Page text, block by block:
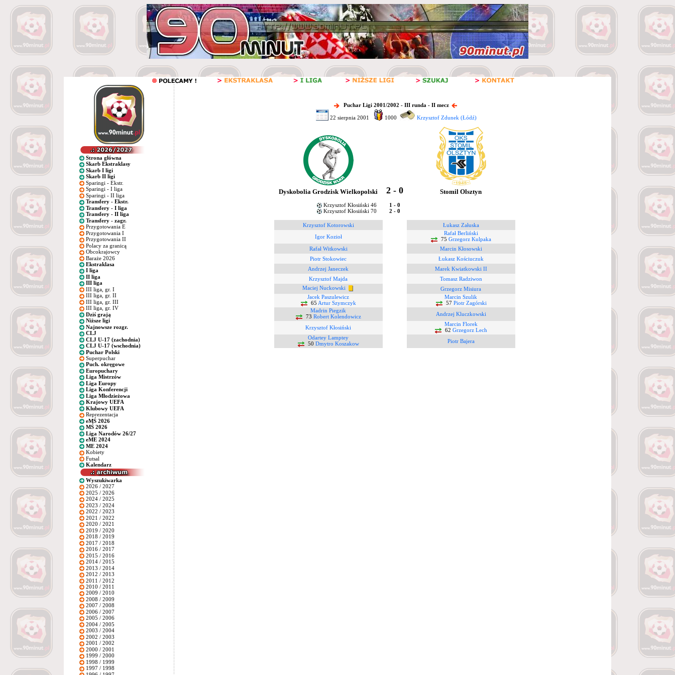
Strona główna
Skarb Ekstraklasy
Skarb I ligi
Skarb II ligi
Sparingi - Ekstr.
Sparingi - I liga
Sparingi - II liga
Transfery - Ekstr.
Transfery - I liga
Transfery - II liga
Transfery - zagr.
Przygotowania E
Przygotowania I
Przygotowania II
Polacy za granicą
Obcokrajowcy
Baraże 2026
Ekstraklasa
I liga
II liga
III liga
III liga, gr. I
III liga, gr. II
III liga, gr. III
III liga, gr. IV
Dziś grają
Niższe ligi
Najnowsze rozgr.
CLJ
CLJ U-17 (zachodnia)
CLJ U-17 (wschodnia)
Puchar Polski
Superpuchar
Puch. okręgowe
Europuchary
Liga Mistrzów
Liga Europy
Liga Konferencji
Liga Młodzieżowa
Krajowy UEFA
Klubowy UEFA
Reprezentacja
eMŚ 2026
MŚ 2026
Liga Narodów 26/27
eME 2024
ME 2024
Kobiety
Futsal
Kalendarz
Wyszukiwarka
2026 / 2027
2025 / 2026
2024 / 2025
2023 / 2024
2022 / 2023
2021 / 2022
2020 / 2021
2019 / 2020
2018 / 2019
2017 / 2018
2016 / 2017
2015 / 2016
2014 / 2015
2013 / 2014
2012 / 2013
2011 / 2012
2010 / 2011
2009 / 2010
2008 / 2009
2007 / 2008
2006 / 2007
2005 / 2006
2004 / 2005
2003 / 2004
2002 / 2003
2001 / 2002
2000 / 2001
1999 / 2000
1998 / 1999
1997 / 1998
Puchar Ligi 2001/2002 - III runda - II mecz
22 sierpnia 2001 1000 Krzysztof Zdunek (Łódź)
Dyskobolia Grodzisk Wielkopolski 2 - 0 Stomil Olsztyn
Krzysztof Kłosiński 46
1 - 0
Krzysztof Kłosiński 70
2 - 0
Krzysztof Kotorowski
Łukasz Załuska
Igor Kozioł
Rafał Berliński
75 Grzegorz Kulpaka
Rafał Witkowski
Marcin Kłosowski
Piotr Stokowiec
Łukasz Kościuczuk
Andrzej Janeczek
Marek Kwiatkowski II
Krzysztof Majda
Tomasz Radziwon
Maciej Nuckowski
Grzegorz Misiura
Jacek Paszulewicz
65 Artur Szymczyk
Marcin Szulik
57 Piotr Zagórski
Madrin Piegzik
73 Robert Kolendowicz Andrzej Kluczkowski
Krzysztof Kłosiński
Marcin Florek
62 Grzegorz Lech
Odartey Lamptey
50 Dmytro Koszakow Piotr Bajera